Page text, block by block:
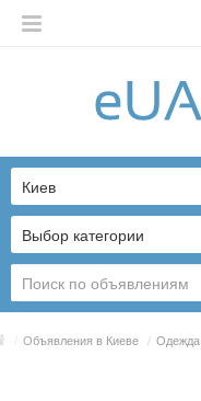
Українська
Выбор категории
Киев
Объявления в Киеве / Одежда